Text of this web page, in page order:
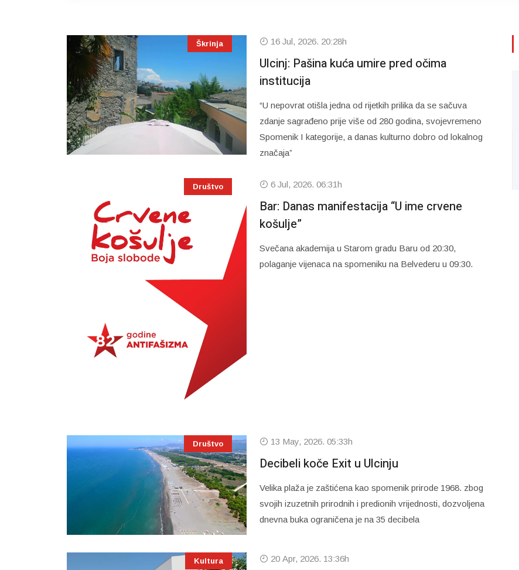
Škrinja 16 Jul, 2026. 20:28h
Ulcinj: Pašina kuća umire pred očima
institucija
“U nepovrat otišla jedna od rijetkih prilika da se sačuva
zdanje sagrađeno prije više od 280 godina, svojevremeno
Spomenik I kategorije, a danas kulturno dobro od lokalnog
značaja”
Društvo 6 Jul, 2026. 06:31h
Bar: Danas manifestacija “U ime crvene
košulje”
Svečana akademija u Starom gradu Baru od 20:30,
polaganje vijenaca na spomeniku na Belvederu u 09:30.
Društvo 13 May, 2026. 05:33h
Decibeli koče Exit u Ulcinju
Velika plaža je zaštićena kao spomenik prirode 1968. zbog
svojih izuzetnih prirodnih i predionih vrijednosti, dozvoljena
dnevna buka ograničena je na 35 decibela
Kultura 20 Apr, 2026. 13:36h